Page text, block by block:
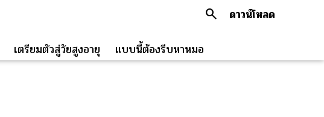
search ดาวน์โหลด
เตรียมตัวสู่วัยสูงอายุ แบบนี้ต้องรีบหาหมอ